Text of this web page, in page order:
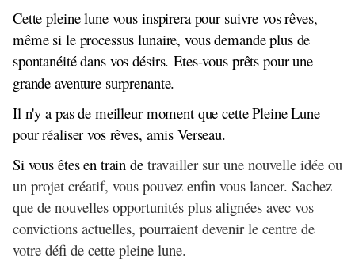
Cette pleine lune vous inspirera pour suivre vos rêves,
même si le processus lunaire, vous demande plus de
spontanéité dans vos désirs. Etes-vous prêts pour une
grande aventure surprenante.
Il n'y a pas de meilleur moment que cette Pleine Lune
pour réaliser vos rêves, amis Verseau.
Si vous êtes en train de travailler sur une nouvelle idée ou
un projet créatif, vous pouvez enfin vous lancer. Sachez
que de nouvelles opportunités plus alignées avec vos
convictions actuelles, pourraient devenir le centre de
votre défi de cette pleine lune.